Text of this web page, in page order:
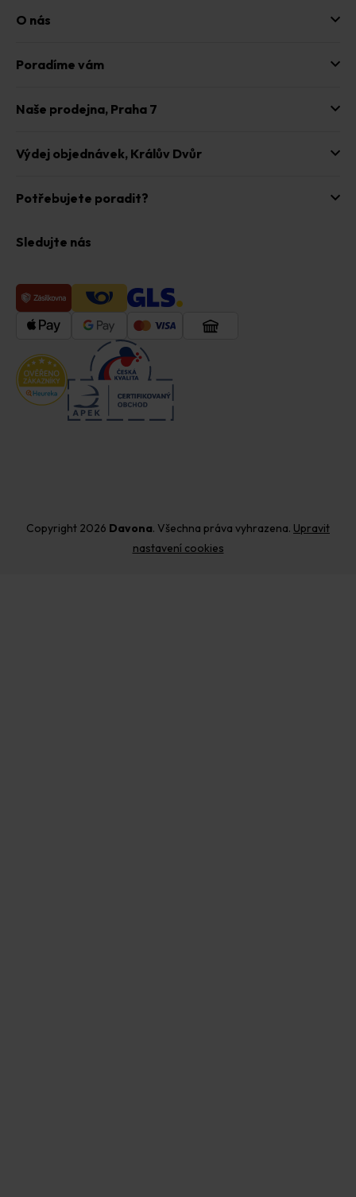
O nás
Poradíme vám
Naše prodejna, Praha 7
Výdej objednávek, Králův Dvůr
Potřebujete poradit?
Sledujte nás
Copyright 2026 Davona. Všechna práva vyhrazena. Upravit
nastavení cookies